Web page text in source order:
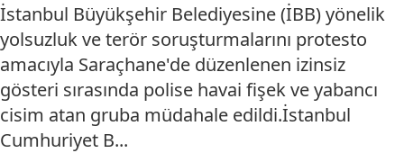
İstanbul Büyükşehir Belediyesine (İBB) yönelik
yolsuzluk ve terör soruşturmalarını protesto
amacıyla Saraçhane'de düzenlenen izinsiz
gösteri sırasında polise havai fişek ve yabancı
cisim atan gruba müdahale edildi.İstanbul
Cumhuriyet B...